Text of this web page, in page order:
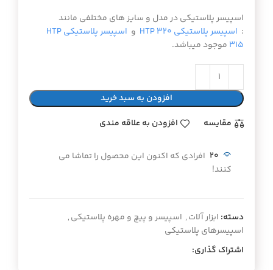
اسپیسر پلاستیکی در مدل و سایز های مختلفی مانند
: اسپیسر پلاستیکی HTP 320 و
اسپیسر پلاستیکی HTP
315 موجود میباشد.
افزودن به سبد خرید
مقايسه
افزودن به علاقه مندی
20 افرادی که اکنون این محصول را تماشا می
کنند!
دسته: ابزار آلات, اسپیسر و پیچ و مهره پلاستیکی,
اسپیسرهای پلاستیکی
اشتراک گذاری: